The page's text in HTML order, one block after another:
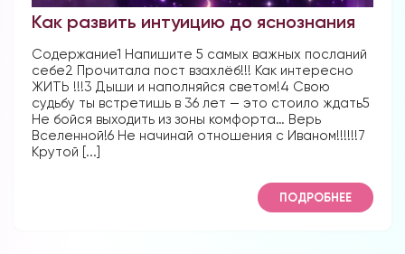
Как развить интуицию до яснознания
Содержание1 Напишите 5 самых важных посланий
себе2 Прочитала пост взахлёб!!! Как интересно
ЖИТЬ !!!3 Дыши и наполняйся светом!4 Свою
судьбу ты встретишь в 36 лет — это стоило ждать5
Не бойся выходить из зоны комфорта… Верь
Вселенной!6 Не начинай отношения с Иваном!!!!!!7
Крутой [...]
ПОДРОБНЕЕ